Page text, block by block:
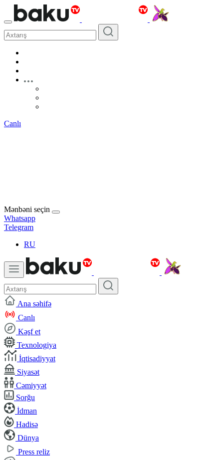
Canlı
Mənbəni seçin
Whatsapp
Telegram
RU
Ana səhifə
Canlı
Kəşf et
Texnologiya
İqtisadiyyat
Siyasət
Cəmiyyət
Sorğu
İdman
Hadisə
Dünya
Press reliz